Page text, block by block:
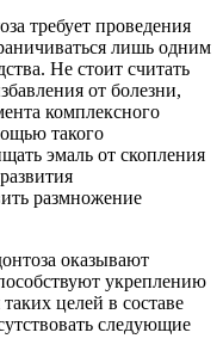
требует проведения
лишь одним
Не стоит считать
от болезни,
комплексного
такого
эмаль от скопления
размножение
оказывают
укреплению
целей в составе
следующие